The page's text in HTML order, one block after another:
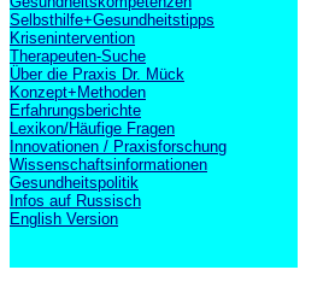
Selbsthilfe+Gesundheitstipps
Krisenintervention
Therapeuten-Suche
Über die Praxis Dr. Mück
Konzept+Methoden
Erfahrungsberichte
Lexikon/Häufige Fragen
Innovationen / Praxisforschung
Wissenschaftsinformationen
Gesundheitspolitik
Infos auf Russisch
English Version